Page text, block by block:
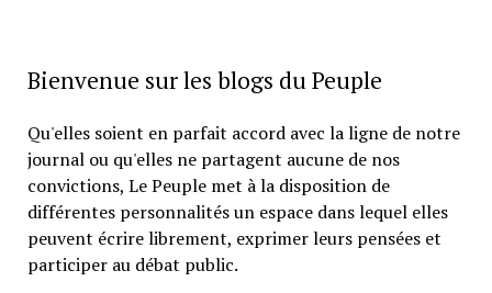
Bienvenue sur les blogs du Peuple
Qu'elles soient en parfait accord avec la ligne de notre
journal ou qu'elles ne partagent aucune de nos
convictions, Le Peuple met à la disposition de
différentes personnalités un espace dans lequel elles
peuvent écrire librement, exprimer leurs pensées et
participer au débat public.